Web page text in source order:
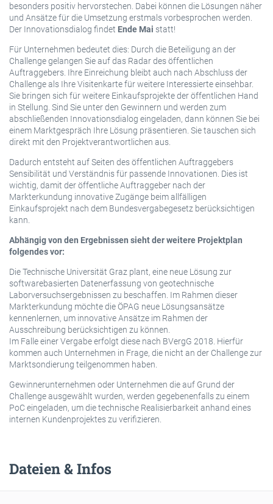
besonders positiv hervorstechen. Dabei können die Lösungen näher
und Ansätze für die Umsetzung erstmals vorbesprochen werden.
Der Innovationsdialog findet Ende Mai statt!
Für Unternehmen bedeutet dies: Durch die Beteiligung an der
Challenge gelangen Sie auf das Radar des öffentlichen
Auftraggebers. Ihre Einreichung bleibt auch nach Abschluss der
Challenge als Ihre Visitenkarte für weitere Interessierte einsehbar.
Sie bringen sich für weitere Einkaufsprojekte der öffentlichen Hand
in Stellung. Sind Sie unter den Gewinnern und werden zum
abschließenden Innovationsdialog eingeladen, dann können Sie bei
einem Marktgespräch Ihre Lösung präsentieren. Sie tauschen sich
direkt mit den Projektverantwortlichen aus.
Dadurch entsteht auf Seiten des öffentlichen Auftraggebers
Sensibilität und Verständnis für passende Innovationen. Dies ist
wichtig, damit der öffentliche Auftraggeber nach der
Markterkundung innovative Zugänge beim allfälligen
Einkaufsprojekt nach dem Bundesvergabegesetz berücksichtigen
kann.
Abhängig von den Ergebnissen sieht der weitere Projektplan
folgendes vor:
Die Technische Universität Graz plant, eine neue Lösung zur
softwarebasierten Datenerfassung von geotechnische
Laborversuchsergebnissen zu beschaffen. Im Rahmen dieser
Markterkundung möchte die ÖPAG neue Lösungsansätze
kennenlernen, um innovative Ansätze im Rahmen der
Ausschreibung berücksichtigen zu können.
Im Falle einer Vergabe erfolgt diese nach BVergG 2018. Hierfür
kommen auch Unternehmen in Frage, die nicht an der Challenge zur
Marktsondierung teilgenommen haben.
Gewinnerunternehmen oder Unternehmen die auf Grund der
Challenge ausgewählt wurden, werden gegebenenfalls zu einem
PoC eingeladen, um die technische Realisierbarkeit anhand eines
internen Kundenprojektes zu verifizieren.
Dateien & Infos